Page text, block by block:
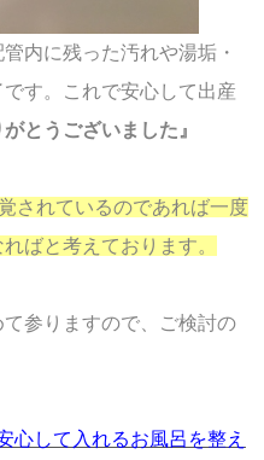
内に残った汚れや湯垢・
す。
これで安心して出産
がとうございました』
されているのであれば一度
ればと考えております。
参りますので、ご検討の
心して入れるお風呂を整え